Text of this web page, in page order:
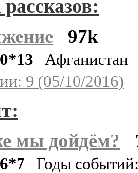
97k
Афганистан
9 (05/10/2016)
мы дойдём?
Годы